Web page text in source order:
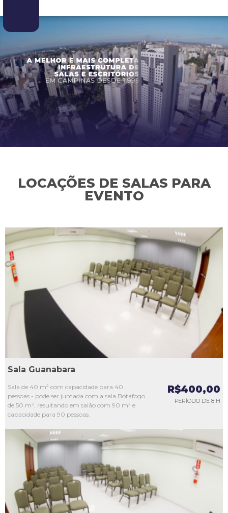
LOCAÇÕES DE SALAS PARA
EVENTO
L4
L5
Sala Guanabara
Sala de 40 m² com capacidade para 40
pessoas - pode ser juntada com a sala Botafogo
de 50 m², resultando em salão com 90 m² e
capacidade para 90 pessoas.
R$400,00
PERÍODO DE 8 H
L1
L2
L3
L4